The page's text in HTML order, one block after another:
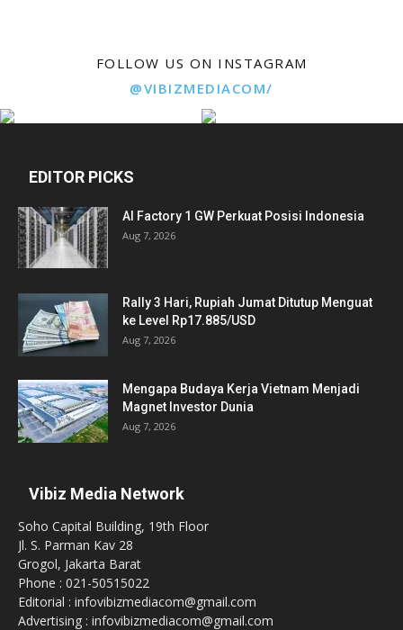
FOLLOW US ON INSTAGRAM
@VIBIZMEDIACOM/
EDITOR PICKS
AI Factory 1 GW Perkuat Posisi Indonesia
Aug 7, 2026
Rally 3 Hari, Rupiah Jumat Ditutup Menguat
ke Level Rp17.885/USD
Aug 7, 2026
Mengapa Budaya Kerja Vietnam Menjadi
Magnet Investor Dunia
Aug 7, 2026
Vibiz Media Network
Soho Capital Building, 19th Floor
Jl. S. Parman Kav 28
Grogol, Jakarta Barat
Phone : 021-50515022
Editorial : infovibizmediacom@gmail.com
Advertising : infovibizmediacom@gmail.com